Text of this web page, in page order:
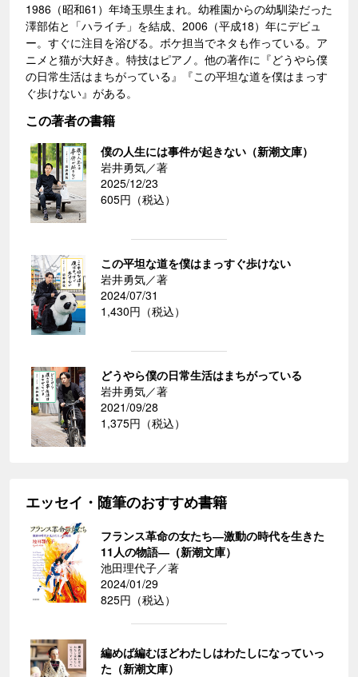
1986（昭和61）年埼玉県生まれ。幼稚園からの幼馴染だった
澤部佑と「ハライチ」を結成、2006（平成18）年にデビュ
ー。すぐに注目を浴びる。ボケ担当でネタも作っている。ア
ニメと猫が大好き。特技はピアノ。他の著作に『どうやら僕
の日常生活はまちがっている』『この平坦な道を僕はまっす
ぐ歩けない』がある。
この著者の書籍
僕の人生には事件が起きない（新潮文庫）
岩井勇気／著
2025/12/23
605円（税込）
この平坦な道を僕はまっすぐ歩けない
岩井勇気／著
2024/07/31
1,430円（税込）
どうやら僕の日常生活はまちがっている
岩井勇気／著
2021/09/28
1,375円（税込）
エッセイ・随筆のおすすめ書籍
フランス革命の女たち―激動の時代を生きた
11人の物語―（新潮文庫）
池田理代子／著
2024/01/29
825円（税込）
編めば編むほどわたしはわたしになっていっ
た（新潮文庫）